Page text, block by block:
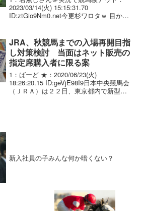
2023/03/14(火) 15:15:31.70
ID:ztGio9Nm0.net今更杉ワロタｗ 目から
場新装に合わせて導入さ...
JRA、秋競馬までの入場再開目指
し対策検討 当面はネット販売の
指定席購入者に限る案
1：ばーど ★：2020/06/23(火)
18:26:20.15 ID:geVjE98I9日本中央競馬会
（ＪＲＡ）は２２日、東京都内で新型コ
新入社員の子みんな何か暗くない？